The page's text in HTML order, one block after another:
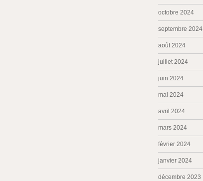
octobre 2024
septembre 2024
août 2024
juillet 2024
juin 2024
mai 2024
avril 2024
mars 2024
février 2024
janvier 2024
décembre 2023